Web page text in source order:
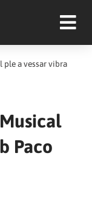
ple a vessar vibra
Paco